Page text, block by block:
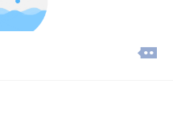
以下原因：1、我们根据每个分
你已经在该分类下达到了发布数
信息时提示我“信息内包含非法
关、主管部门、网监提供的词汇